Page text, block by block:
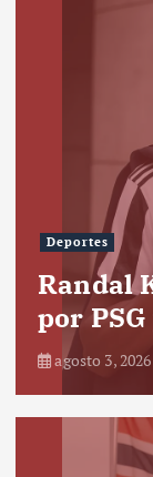
Deportes
Randal
por
agosto 3, 2026